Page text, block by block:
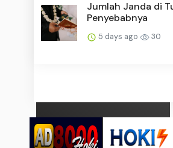
Jumlah Janda di
Penyebabnya
5 days ago 30